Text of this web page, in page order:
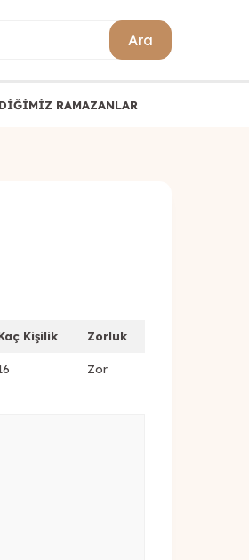
Ara
RAMAZANLAR
Kişilik Zorluk
Zor